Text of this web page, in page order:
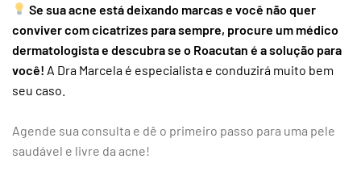
Se sua acne está deixando marcas e você não quer
conviver com cicatrizes para sempre, procure um médico
dermatologista e descubra se o Roacutan é a solução para
você! A Dra Marcela é especialista e conduzirá muito bem
seu caso.
Agende sua consulta e dê o primeiro passo para uma pele
saudável e livre da acne!